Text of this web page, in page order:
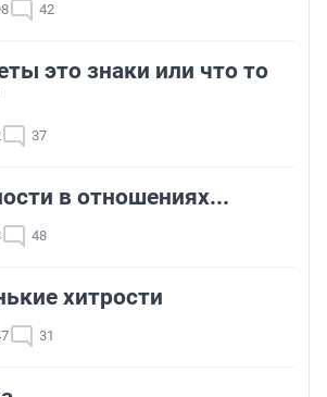
42
это знаки или что то
37
в отношениях...
48
хитрости
31